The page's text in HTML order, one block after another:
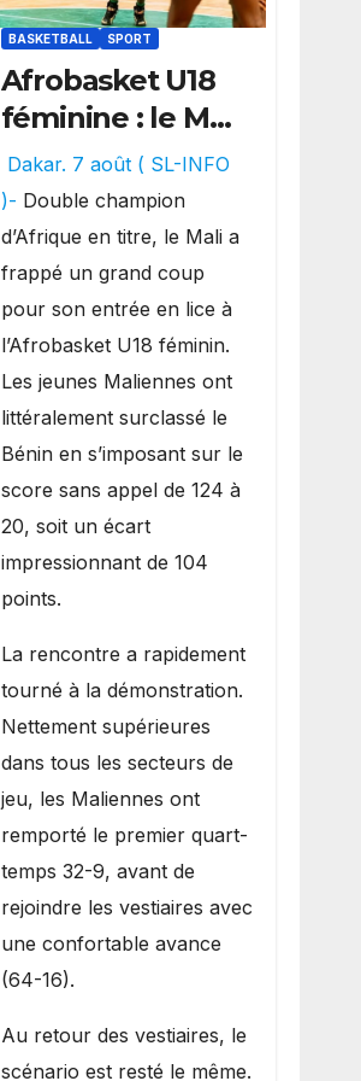
BASKETBALL SPORT
Afrobasket U18
féminine : le Mali
réalise un
véritable festival
offensif et
inflige une
lourde défaite
au Bénin.
Dakar. 7 août ( SL-INFO
)- Double champion
d’Afrique en titre, le Mali a
frappé un grand coup
pour son entrée en lice à
l’Afrobasket U18 féminin.
Les jeunes Maliennes ont
littéralement surclassé le
Bénin en s’imposant sur le
score sans appel de 124 à
20, soit un écart
impressionnant de 104
points.
La rencontre a rapidement
tourné à la démonstration.
Nettement supérieures
dans tous les secteurs de
jeu, les Maliennes ont
remporté le premier quart-
temps 32-9, avant de
rejoindre les vestiaires avec
une confortable avance
(64-16).
Au retour des vestiaires, le
scénario est resté le même.